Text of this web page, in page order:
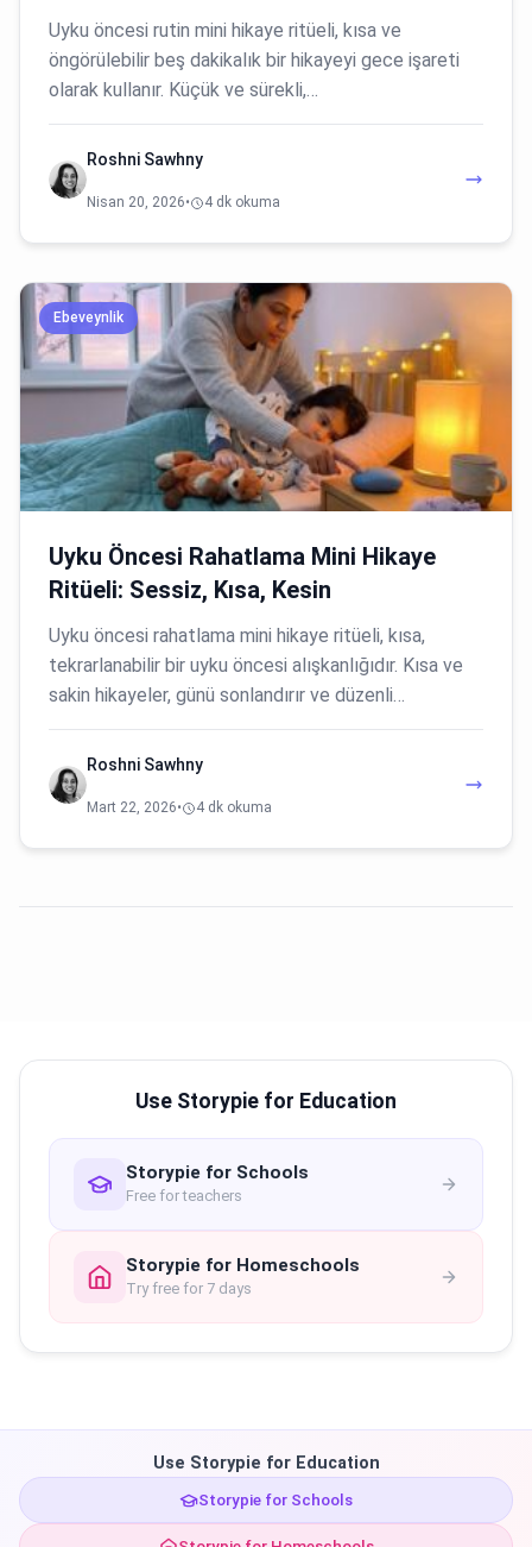
Uyku öncesi rutin mini hikaye ritüeli, kısa ve
öngörülebilir beş dakikalık bir hikayeyi gece işareti
olarak kullanır. Küçük ve sürekli,…
Roshni Sawhny
Nisan 20, 2026• 4 dk okuma
Ebeveynlik
Uyku Öncesi Rahatlama Mini Hikaye
Ritüeli: Sessiz, Kısa, Kesin
Uyku öncesi rahatlama mini hikaye ritüeli, kısa,
tekrarlanabilir bir uyku öncesi alışkanlığıdır. Kısa ve
sakin hikayeler, günü sonlandırır ve düzenli…
Roshni Sawhny
Mart 22, 2026• 4 dk okuma
Use Storypie for Education
Storypie for Schools
Free for teachers
Storypie for Homeschools
Try free for 7 days
Use Storypie for Education
Storypie for Schools